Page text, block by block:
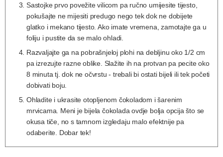
Sastojke prvo povežite vilicom pa ručno umijesite tijesto,
pokušajte ne mijesiti predugo nego tek dok ne dobijete
glatko i mekano tijesto. Ako imate vremena, zamotajte ga u
foliju i pustite da se malo ohladi.
Razvaljajte ga na pobrašnjeloj plohi na debljinu oko 1/2 cm
pa izrezujte razne oblike. Slažite ih na protvan pa pecite oko
8 minuta tj. dok ne očvrstu - trebali bi ostati bijeli ili tek početi
dobivati boju.
Ohladite i ukrasite otopljenom čokoladom i šarenim
mrvicama. Meni je bijela čokolada ovdje bolja opcija što se
okusa tiče, no s tamnom izgledaju malo efektnije pa
odaberite. Dobar tek!